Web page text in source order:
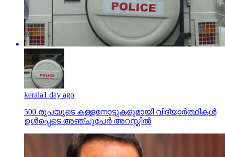
kerala1 day ago
500 രൂപയുടെ കള്ളനോട്ടുകളുമായി വിദ്യാര്‍ത്ഥികള്‍
ഉള്‍പ്പെടെ അഞ്ചുപേര്‍ അറസ്റ്റില്‍